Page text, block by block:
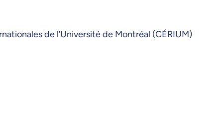
de l’Université de Montréal (CÉRIUM)